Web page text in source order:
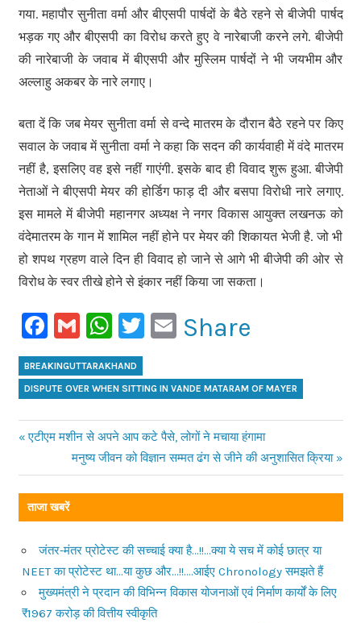
गया. महापौर सुनीता वर्मा और बीएसपी पार्षदों के बैठे रहने से बीजेपी पार्षद
भड़क गए और बीएसपी का विरोध करते हुए वे नारेबाजी करने लगे. बीजेपी
की नारेबाजी के जवाब में बीएसपी और मुस्लिम पार्षदों ने भी जयभीम और
अल्लाहु अकबर के नारे लगाए।
बता दें कि जब मेयर सुनीता वर्मा से वन्दे मातरम के दौरान बैठे रहने पर किए
सवाल के जवाब में सुनीता वर्मा ने कहा कि सदन की कार्यवाही में वंदे मातरम
नहीं है, इसलिए वह इसे नहीं गाएंगी. इसके बाद ही विवाद शुरू हुआ. बीजेपी
नेताओं ने बीएसपी मेयर की होर्डिग फाड़ दी और बसपा विरोधी नारे लगाए.
इस मामले में बीजेपी महानगर अध्यक्ष ने नगर विकास आयुक्त लखनऊ को
वंदेमातरम के गान में शामिल नहीं होने पर मेयर की शिकायत भेजी है. जो भी
हो शपथ ग्रहण वाले दिन ही विवाद हो जाने से आगे भी बीजेपी की ओर से
विरोध के स्वर तीखे होने से इंकार नहीं किया जा सकता।
Facebook
GmailWhatsApp
Twitter
Email
Share
BREAKINGUTTARAKHAND
DISPUTE OVER WHEN SITTING IN VANDE MATARAM OF MAYER
navigation
Previous
एटीएम मशीन से अपने आप कटे पैसे, लोगों ने मचाया हंगामा
Next
Post:
मनुष्य जीवन को विज्ञान सम्मत ढंग से जीने की अनुशासित क्रिया
ताजा खबरें
जंतर-मंतर प्रोटेस्ट की सच्चाई क्या है…!!…क्या ये सच में कोई छात्र या
NEET का प्रोटेस्ट था…या कुछ और…!!….आईए Chronology समझते हैं
मुख्यमंत्री ने प्रदान की विभिन्न विकास योजनाओं एवं निर्माण कार्यों के लिए
₹1967 करोड़ की वित्तीय स्वीकृति